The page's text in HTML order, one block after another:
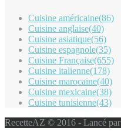
Cuisine américaine(86)
Cuisine anglaise(40)
Cuisine asiatique(56)
Cuisine espagnole(35)
Cuisine Française(655)
Cuisine italienne(178)
Cuisine marocaine(40)
Cuisine mexicaine(38)
Cuisine tunisienne(43)
RecetteAZ © 2016 - Lancé par